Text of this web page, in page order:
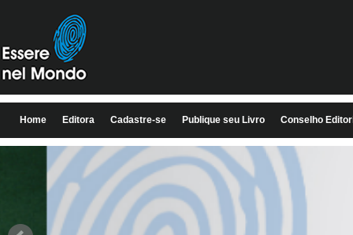
Home Editora Cadastre-se Publique seu Livro Conselho